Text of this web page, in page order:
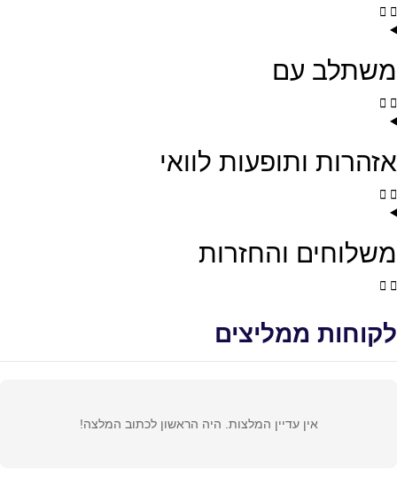
משתלב עם
אזהרות ותופעות לוואי
משלוחים והחזרות
לקוחות ממליצים
אין עדיין המלצות. היה הראשון לכתוב המלצה!